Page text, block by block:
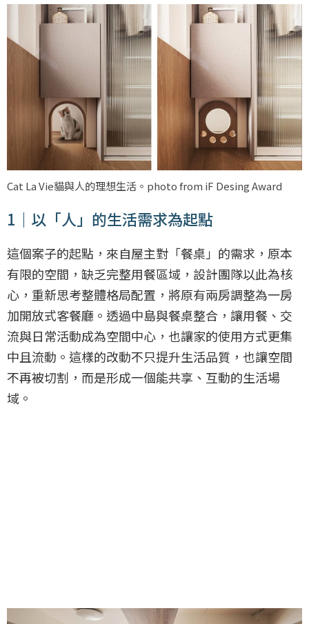
Cat La Vie貓與人的理想生活。photo from iF Desing Award
1｜以「人」的生活需求為起點
這個案子的起點，來自屋主對「餐桌」的需求，原本
有限的空間，缺乏完整用餐區域，設計團隊以此為核
心，重新思考整體格局配置，將原有兩房調整為一房
加開放式客餐廳。透過中島與餐桌整合，讓用餐、交
流與日常活動成為空間中心，也讓家的使用方式更集
中且流動。這樣的改動不只提升生活品質，也讓空間
不再被切割，而是形成一個能共享、互動的生活場
域。